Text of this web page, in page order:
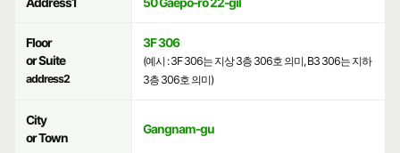
Floor
or Suite
address2
3F 306
(예시 : 3F 306는 지상 3층 306호 의미, B3 306는 지하
3층 306호 의미)
City
or Town
Gangnam-gu